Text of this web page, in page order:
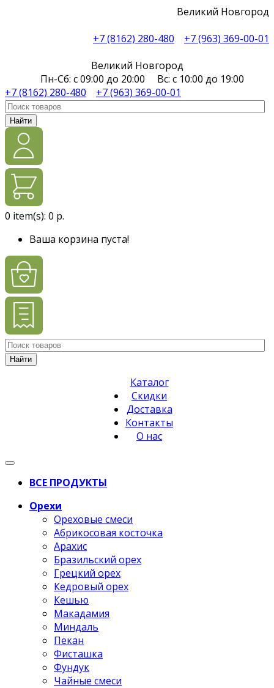
Великий Новгород
+7 (8162) 280-480
+7 (963) 369-00-01
Великий Новгород
Пн-Сб: с 09:00 до 20:00 Вс: с 10:00 до 19:00
+7 (8162) 280-480
+7 (963) 369-00-01
Найти
0 item(s): 0 р.
Ваша корзина пуста!
Найти
Каталог
Скидки
Доставка
Контакты
О нас
ВСЕ ПРОДУКТЫ
Орехи
Ореховые смеси
Абрикосовая косточка
Арахис
Бразильский орех
Грецкий орех
Кедровый орех
Кешью
Макадамия
Миндаль
Пекан
Фисташка
Фундук
Чайные смеси